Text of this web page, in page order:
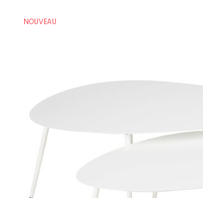
NOUVEAU